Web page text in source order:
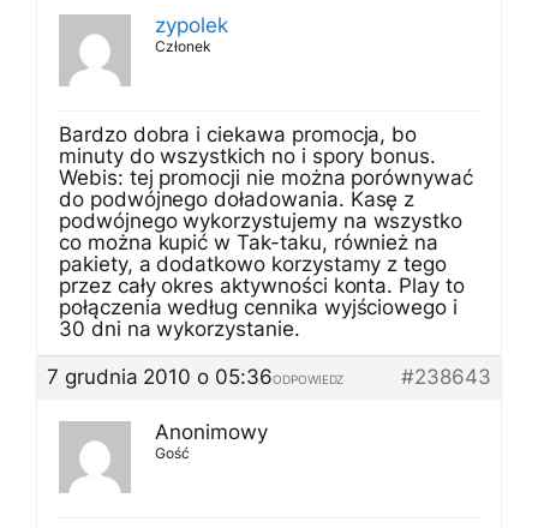
zypolek
Członek
Bardzo dobra i ciekawa promocja, bo
minuty do wszystkich no i spory bonus.
Webis: tej promocji nie można porównywać
do podwójnego doładowania. Kasę z
podwójnego wykorzystujemy na wszystko
co można kupić w Tak-taku, również na
pakiety, a dodatkowo korzystamy z tego
przez cały okres aktywności konta. Play to
połączenia według cennika wyjściowego i
30 dni na wykorzystanie.
7 grudnia 2010 o 05:36
#238643
ODPOWIEDZ
Anonimowy
Gość